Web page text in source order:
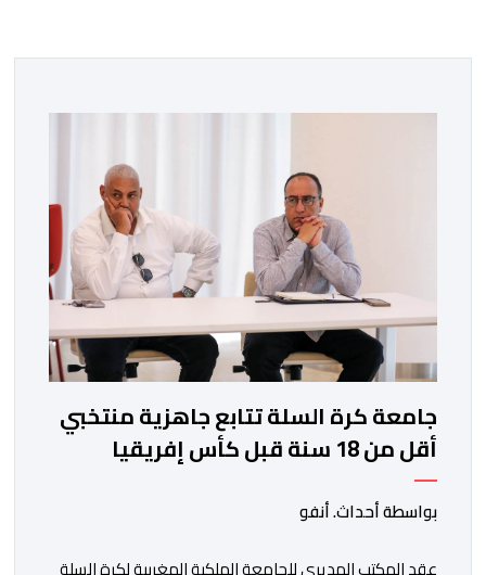
جامعة كرة السلة تتابع جاهزية منتخبي
أقل من 18 سنة قبل كأس إفريقيا
بواسطة أحداث. أنفو
عقد المكتب المديري للجامعة الملكية المغربية لكرة السلة